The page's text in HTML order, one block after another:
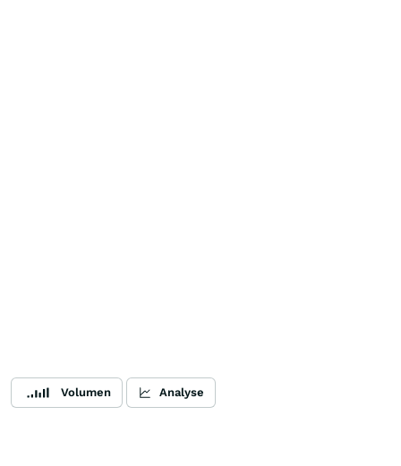
Volumen Analyse